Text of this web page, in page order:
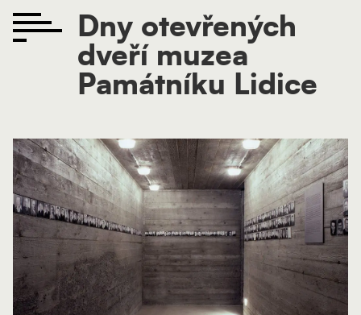
Dny otevřených
dveří muzea
Památníku Lidice